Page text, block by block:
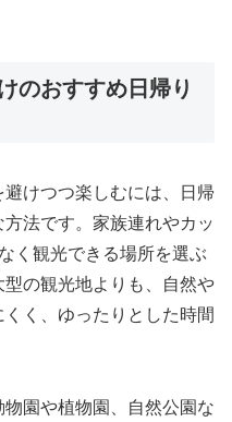
のおすすめ日帰り
けつつ楽しむには、日帰
法です。家族連れやカッ
く観光できる場所を選ぶ
の観光地よりも、自然や
く、ゆったりとした時間
園や植物園、自然公園な